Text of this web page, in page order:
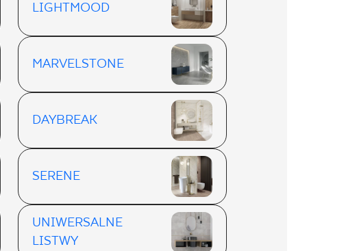
LIGHTMOOD
MARVELSTONE
DAYBREAK
SERENE
UNIWERSALNE
LISTWY